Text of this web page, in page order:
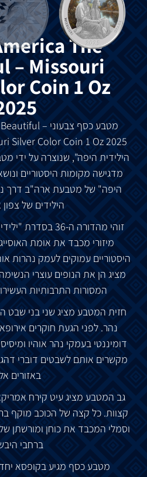
The
– Missouri
Coin 1 Oz
מטבע כסף צבעוני Native America The Beautiful –
הילידית היפה", שנוצרה על ידי
מדגישה מקומות היסטוריים
היפה" של מטבעת ארה"ב דרך
הילידים של
זוהי מהדורה ה-36
מיזורי מכבד את אומת
היסטוריים עמוקים לעמק נהרות
מציג הן את הנופים עוצרי
המסורות התרבותיות
חזית המטבע מציג שני בני שבט
נהר. לפני הגעת חוקרים
דומיננטי בעמקי נהר אוהיו
מקשרים אותם לשבטים דוברי
באזורים
גב המטבע מציג עיט קירח
קצוות. כל קצה של הכוכב מוקף
וסמלי המכבד את כוחן ומורשתן
ברחבי
מטבע כסף מגיע בקופסא